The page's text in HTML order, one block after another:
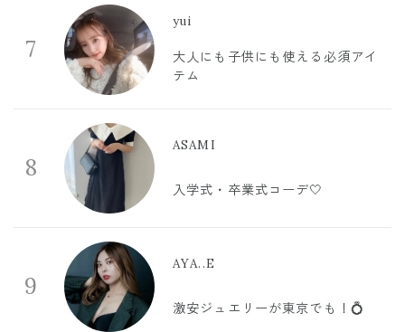
7
yui
大人にも子供にも使える必須アイ
テム
8
ASAMI
入学式・卒業式コーデ🤍
9
AYA..E
激安ジュエリーが東京でも！💍